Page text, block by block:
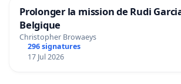
Prolonger la mission de Rudi
Belgique
Christopher Browaeys
296 signatures
17 Jul 2026